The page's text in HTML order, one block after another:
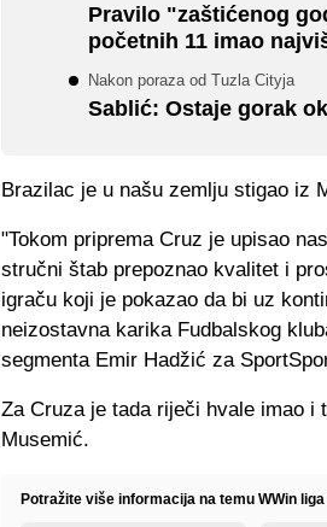
Pravilo "zaštićenog
početnih 11 imao
Nakon poraza od Tuzla Cityja
Sablić: Ostaje gorak
Brazilac je u našu zemlju stigao iz
"Tokom priprema Cruz je upisao
stručni štab prepoznao kvalitet i
igraču koji je pokazao da bi uz
neizostavna karika Fudbalskog
segmenta Emir Hadžić za
Za Cruza je tada riječi hvale imao i
Musemić.
Potražite više informacija na temu WWin liga